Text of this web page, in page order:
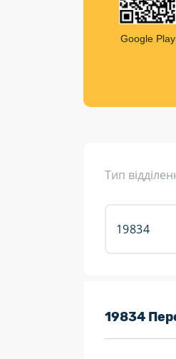
Листи та
Кур’єрськаGoogle Play
Тип
7 днів
19834